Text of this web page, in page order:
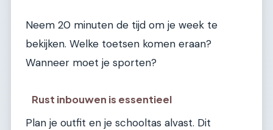
Neem 20 minuten de tijd om je week te
bekijken. Welke toetsen komen eraan?
Wanneer moet je sporten?
Rust inbouwen is essentieel
Plan je outfit en je schooltas alvast. Dit